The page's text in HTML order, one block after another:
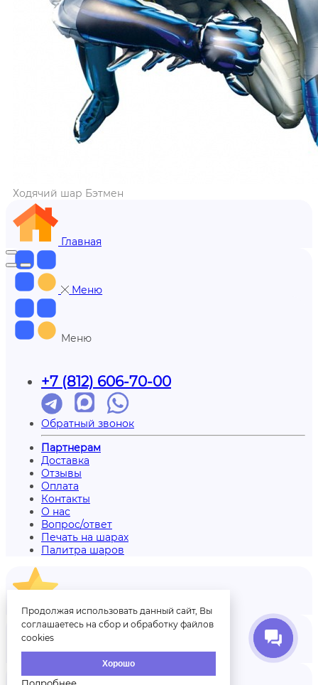
Ходячий шар Бэтмен
Главная
Меню
Меню
+7 (812) 606-70-00
Обратный звонок
Партнерам
Доставка
Отзывы
Оплата
Контакты
О нас
Вопрос/ответ
Печать на шарах
Палитра шаров
Отзывы
Продолжая использовать данный сайт, Вы
соглашаетесь на сбор и обработку файлов
cookies
Хорошо